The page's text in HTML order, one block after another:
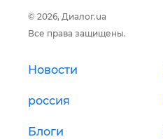
© 2026, Диалог.ua
Все права защищены.
Новости
россия
Блоги